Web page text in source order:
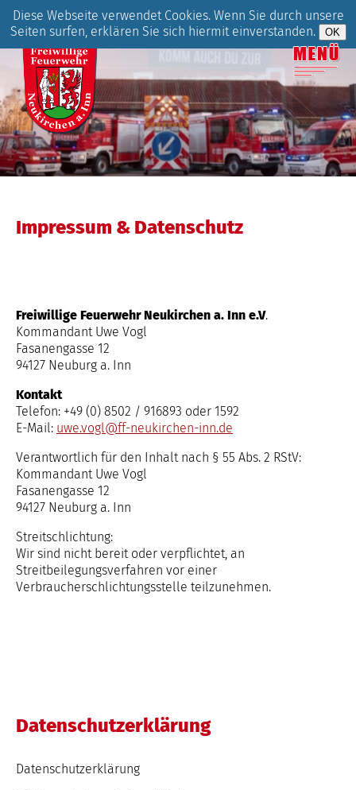
Diese Webseite verwendet Cookies. Wenn Sie durch unsere
Seiten surfen, erklären Sie sich hiermit einverstanden.
Impressum & Datenschutz
Freiwillige Feuerwehr Neukirchen a. Inn e.V.
Kommandant Uwe Vogl
Fasanengasse 12
94127 Neuburg a. Inn
Kontakt
Telefon: +49 (0) 8502 / 916893 oder 1592
E-Mail: uwe.vogl@ff-neukirchen-inn.de
Verantwortlich für den Inhalt nach § 55 Abs. 2 RStV:
Kommandant Uwe Vogl
Fasanengasse 12
94127 Neuburg a. Inn
Streitschlichtung:
Wir sind nicht bereit oder verpflichtet, an
Streitbeilegungsverfahren vor einer
Verbraucherschlichtungsstelle teilzunehmen.
Datenschutzerklärung
Datenschutzerklärung